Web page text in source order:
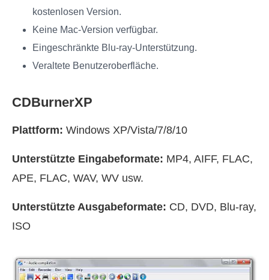
kostenlosen Version.
Keine Mac-Version verfügbar.
Eingeschränkte Blu-ray-Unterstützung.
Veraltete Benutzeroberfläche.
CDBurnerXP
Plattform: Windows XP/Vista/7/8/10
Unterstützte Eingabeformate: MP4, AIFF, FLAC,
APE, FLAC, WAV, WV usw.
Unterstützte Ausgabeformate: CD, DVD, Blu-ray,
ISO